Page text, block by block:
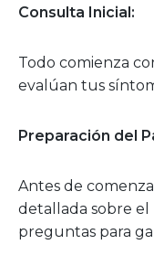
Consulta Inicial:
Todo comienza
evalúan tus
Preparación del
Antes de
detallada sobre
preguntas para